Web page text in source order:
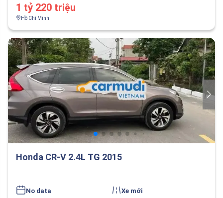
1 tỷ 220 triệu
Hồ Chí Minh
Honda CR-V 2.4L TG 2015
No data Xe mới